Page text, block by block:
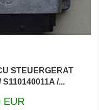
STEUERGERAT
/...
EUR